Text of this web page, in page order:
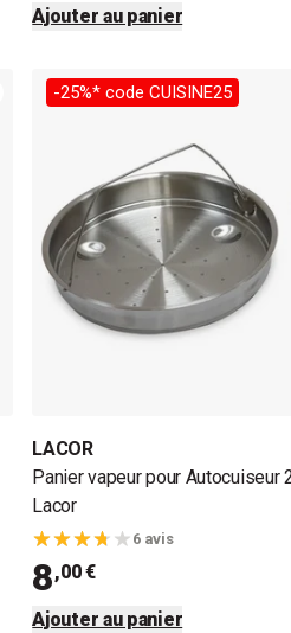
Ajouter au panier
-25%* code CUISINE25
LACOR
Panier vapeur pour Autocuiseur
Lacor
6 avis
8,00 €
Ajouter au panier